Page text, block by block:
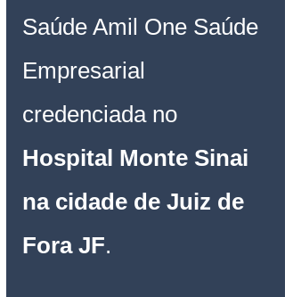
Saúde Amil One Saúde
Empresarial
credenciada no
Hospital Monte Sinai
na cidade de Juiz de
Fora JF.